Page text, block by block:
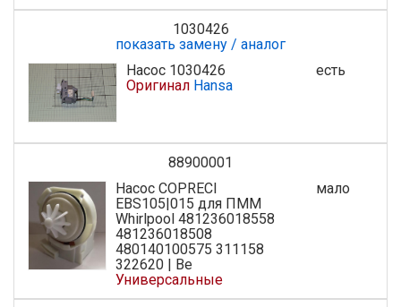
1030426
показать замену / аналог
Насос 1030426
Оригинал Hansa
есть
88900001
Насос COPRECI
EBS105|015 для ПММ
Whirlpool 481236018558
481236018508
480140100575 311158
322620 | Be
Универсальные
мало